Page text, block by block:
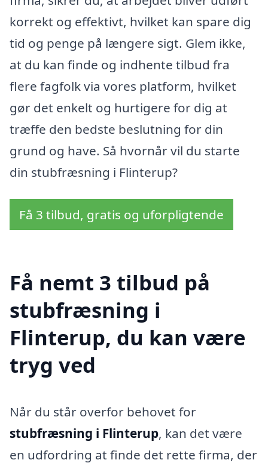
korrekt og effektivt, hvilket kan spare dig
tid og penge på længere sigt. Glem ikke,
at du kan finde og indhente tilbud fra
flere fagfolk via vores platform, hvilket
gør det enkelt og hurtigere for dig at
træffe den bedste beslutning for din
grund og have. Så hvornår vil du starte
din stubfræsning i Flinterup?
Få 3 tilbud, gratis og uforpligtende
Få nemt 3 tilbud på
stubfræsning i
Flinterup, du kan være
tryg ved
Når du står overfor behovet for
stubfræsning i Flinterup, kan det være
en udfordring at finde det rette firma, der